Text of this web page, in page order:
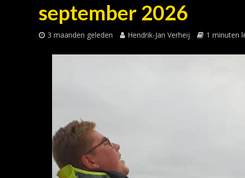
september 2026
3 maanden geleden Hendrik-Jan Verheij 1 minuten